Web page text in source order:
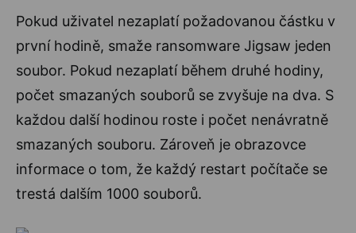
Pokud uživatel nezaplatí požadovanou částku v
první hodině, smaže ransomware Jigsaw jeden
soubor. Pokud nezaplatí během druhé hodiny,
počet smazaných souborů se zvyšuje na dva. S
každou další hodinou roste i počet nenávratně
smazaných souboru. Zároveň je obrazovce
informace o tom, že každý restart počítače se
trestá dalším 1000 souborů.